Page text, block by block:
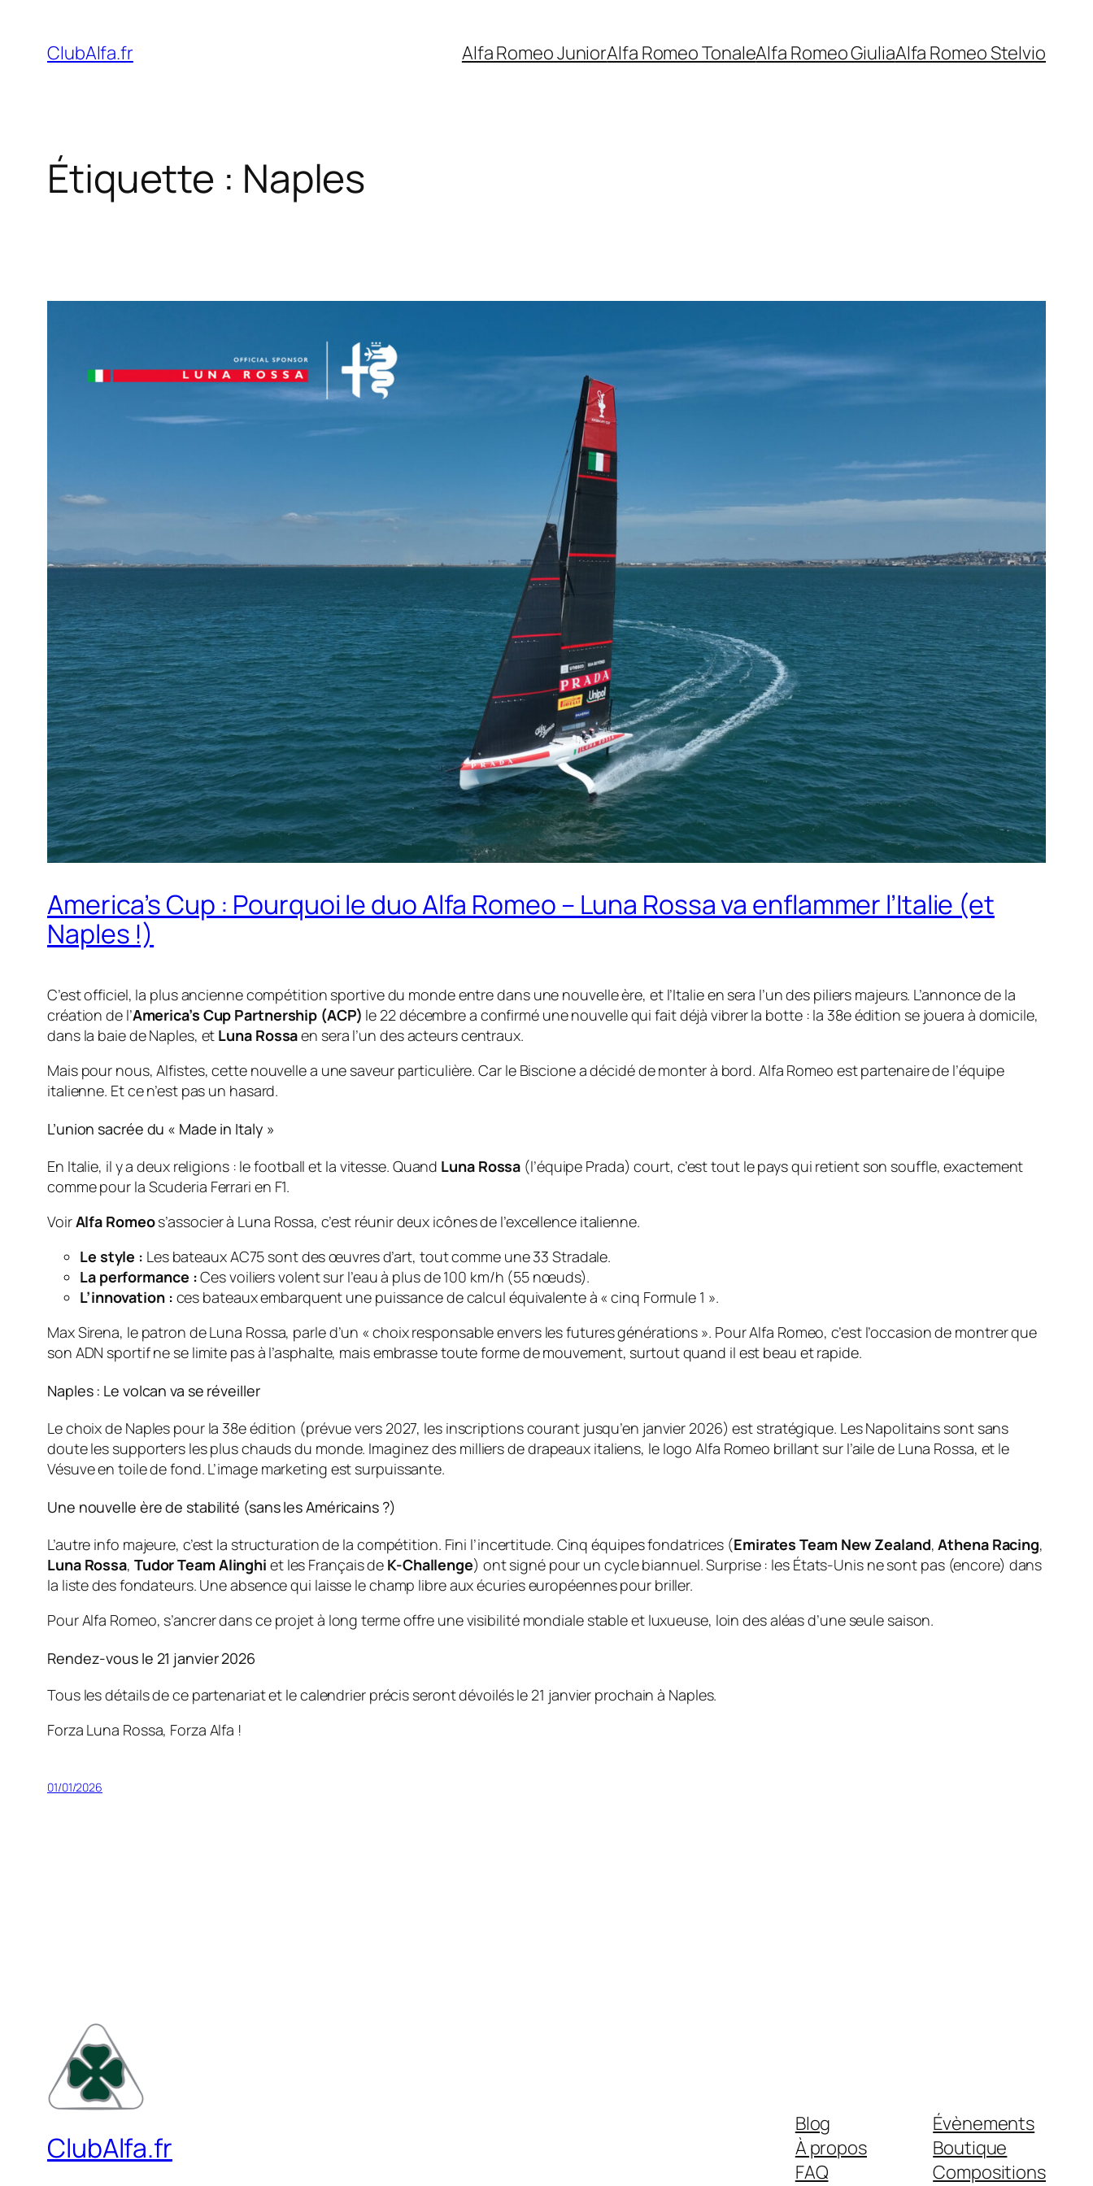
contenu
ClubAlfa.fr Alfa Romeo JuniorAlfa Romeo TonaleAlfa Romeo GiuliaAlfa Romeo Stelvio
Étiquette : Naples
America’s Cup : Pourquoi le duo Alfa Romeo – Luna Rossa va enflammer l’Italie (et
Naples !)
C’est officiel, la plus ancienne compétition sportive du monde entre dans une nouvelle ère, et l’Italie en sera l’un des piliers majeurs. L’annonce de la
création de l’America’s Cup Partnership (ACP) le 22 décembre a confirmé une nouvelle qui fait déjà vibrer la botte : la 38e édition se jouera à domicile,
dans la baie de Naples, et Luna Rossaen sera l’un des acteurs centraux.
Mais pour nous, Alfistes, cette nouvelle a une saveur particulière. Car le Biscionea décidé de monter à bord. Alfa Romeo est partenaire de l’équipe
italienne. Et ce n’est pas un hasard.
L’union sacrée du « Made in Italy »
En Italie, il y a deux religions : le football et la vitesse. Quand Luna Rossa (l’équipe Prada) court, c’est tout le pays qui retient son souffle, exactement
comme pour la Scuderia Ferrari en F1.
VoirAlfa Romeos’associer à Luna Rossa, c’est réunir deux icônes de l’excellence italienne.
Le style : Les bateaux AC75 sont des œuvres d’art, tout comme une 33 Stradale.
La performance :Ces voiliers volent sur l’eau à plus de 100 km/h (55 nœuds).
L’innovation : ces bateaux embarquent une puissance de calcul équivalente à « cinq Formule 1 ».
Max Sirena, le patron de Luna Rossa, parle d’un « choix responsable envers les futures générations ». Pour Alfa Romeo, c’est l’occasion de montrer que
son ADN sportif ne se limite pas à l’asphalte, mais embrasse toute forme de mouvement, surtout quand il est beau et rapide.
Naples : Le volcan va se réveiller
Le choix de Naples pour la 38e édition (prévue vers 2027, les inscriptions courant jusqu’en janvier 2026) est stratégique. Les Napolitains sont sans
doute les supporters les plus chauds du monde. Imaginez des milliers de drapeaux italiens, le logo Alfa Romeo brillant sur l’aile de Luna Rossa, et le
Vésuve en toile de fond. L’image marketing est surpuissante.
Une nouvelle ère de stabilité (sans les Américains ?)
L’autre info majeure, c’est la structuration de la compétition. Fini l’incertitude. Cinq équipes fondatrices (Emirates Team New Zealand,Athena Racing,
Luna Rossa, Tudor Team Alinghi et les Français de K-Challenge) ont signé pour un cycle biannuel. Surprise : les États-Unis ne sont pas (encore) dans
la liste des fondateurs. Une absence qui laisse le champ libre aux écuries européennes pour briller.
Pour Alfa Romeo, s’ancrer dans ce projet à long terme offre une visibilité mondiale stable et luxueuse, loin des aléas d’une seule saison.
Rendez-vous le 21 janvier 2026
Tous les détails de ce partenariat et le calendrier précis seront dévoilés le 21 janvier prochain à Naples.
Forza Luna Rossa, Forza Alfa !
01/01/2026
ClubAlfa.fr
Blog
À propos
FAQ
Évènements
Boutique
Compositions